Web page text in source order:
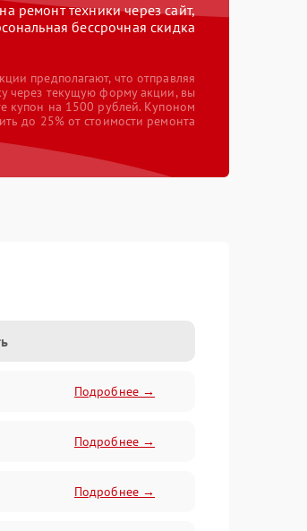
ремонт техники через сайт,
бессрочная скидка
предполагают, что отправляя
через текущую форму акции, вы
купон на 1500 рублей. Купоном
до 25% от стоимости ремонта
Подробнее →
Подробнее →
Подробнее →